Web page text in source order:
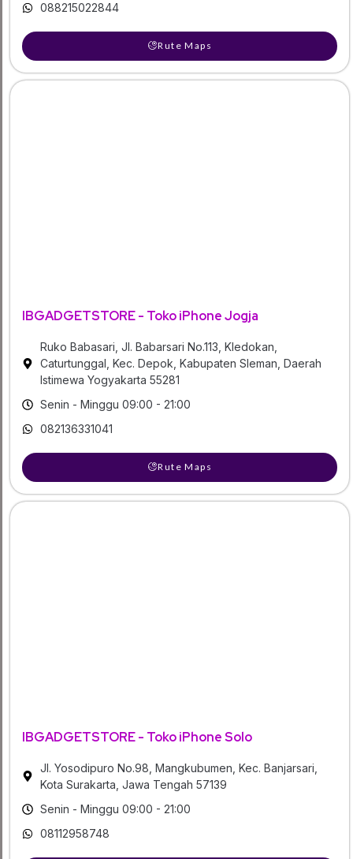
088215022844
Rute Maps
IBGADGETSTORE - Toko iPhone Jogja
Ruko Babasari, Jl. Babarsari No.113, Kledokan,
Caturtunggal, Kec. Depok, Kabupaten Sleman, Daerah
Istimewa Yogyakarta 55281
Senin - Minggu 09:00 - 21:00
082136331041
Rute Maps
IBGADGETSTORE - Toko iPhone Solo
Jl. Yosodipuro No.98, Mangkubumen, Kec. Banjarsari,
Kota Surakarta, Jawa Tengah 57139
Senin - Minggu 09:00 - 21:00
08112958748